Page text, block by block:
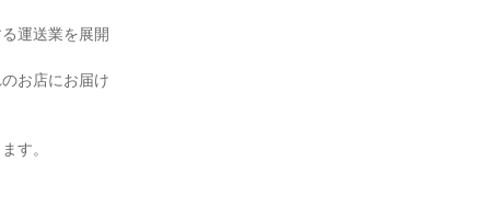
運送業を展開
お店にお届け
す。